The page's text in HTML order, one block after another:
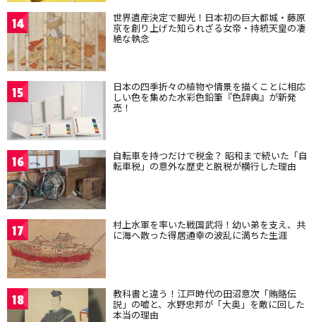
14 世界遺産決定で脚光！日本初の巨大都城・藤原
京を創り上げた知られざる女帝・持統天皇の凄
絶な執念
15 日本の四季折々の植物や情景を描くことに相応
しい色を集めた水彩色鉛筆『色辞典』が新発
売！
16 自転車を持つだけで税金？ 昭和まで続いた「自
転車税」の意外な歴史と脱税が横行した理由
17 村上水軍を率いた戦国武将！幼い弟を支え、共
に海へ散った得居通幸の波乱に満ちた生涯
18 教科書と違う！江戸時代の田沼意次「賄賂伝
説」の嘘と、水野忠邦が「大奥」を敵に回した
本当の理由